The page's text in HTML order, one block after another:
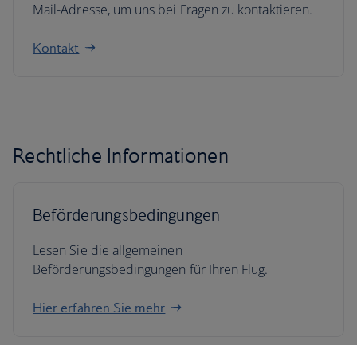
Mail-Adresse, um uns bei Fragen zu kontaktieren.
Kontakt
Rechtliche Informationen
Beförderungsbedingungen
Lesen Sie die allgemeinen
Beförderungsbedingungen für Ihren Flug.
Hier erfahren Sie mehr